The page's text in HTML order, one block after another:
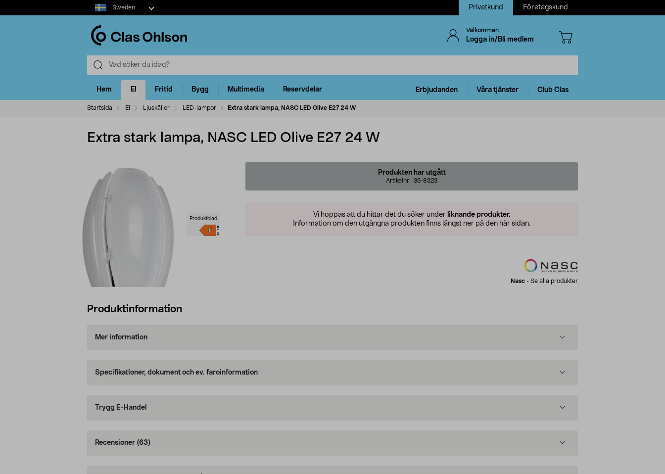
Select
market
Sweden Privatkund Företagskund
Välkommen
Logga in/Bli medlem
Hem El Fritid Bygg Multimedia Reservdelar Erbjudanden Våra tjänster Club Clas
Startsida El Ljuskällor LED-lampor Extra stark lampa, NASC LED Olive E27 24 W
Extra stark lampa, NASC LED Olive E27 24 W
Produktblad
Produkten har utgått
Artikelnr: 36-8323
Vi hoppas att du hittar det du söker under liknande produkter.
Information om den utgångna produkten finns längst ner på den här sidan.
Nasc - Se alla produkter
Produktinformation
Mer information
Specifikationer, dokument och ev. faroinformation
Trygg E-Handel
Recensioner (63)